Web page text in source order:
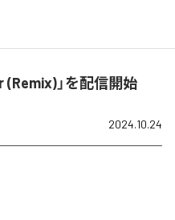
(Remix)」を配信開始
2024.10.24